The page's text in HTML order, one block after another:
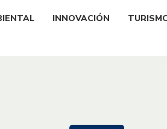
INNOVACIÓN